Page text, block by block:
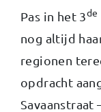
Pas in het 3de
nog altijd
regionen
opdracht
Savaanstraat